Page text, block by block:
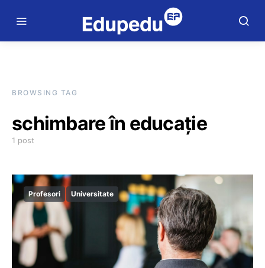
BROWSING TAG
schimbare în educație
1 post
Profesori Universitate